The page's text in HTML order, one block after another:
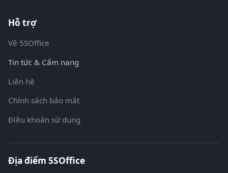
Hỗ trợ
Về 5SOffice
Tin tức & Cẩm nang
Liên hệ
Chính sách bảo mật
Điều khoản sử dụng
Địa điểm 5SOffice